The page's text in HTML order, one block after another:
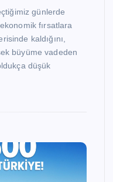
günlerde
fırsatlara
kaldığını,
büyüme vadeden
düşük